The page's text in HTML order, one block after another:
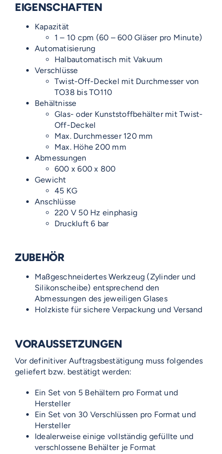
EIGENSCHAFTEN
Kapazität
1 – 10 cpm (60 – 600 Gläser pro Minute)
Automatisierung
Halbautomatisch mit Vakuum
Verschlüsse
Twist-Off-Deckel mit Durchmesser von
TO38 bis TO110
Behältnisse
Glas- oder Kunststoffbehälter mit Twist-
Off-Deckel
Max. Durchmesser 120 mm
Max. Höhe 200 mm
Abmessungen
600 x 600 x 800
Gewicht
45 KG
Anschlüsse
220 V 50 Hz einphasig
Druckluft 6 bar
ZUBEHÖR
Maßgeschneidertes Werkzeug (Zylinder und
Silikonscheibe) entsprechend den
Abmessungen des jeweiligen Glases
Holzkiste für sichere Verpackung und Versand
VORAUSSETZUNGEN
Vor definitiver Auftragsbestätigung muss folgendes
geliefert bzw. bestätigt werden:
Ein Set von 5 Behältern pro Format und
Hersteller
Ein Set von 30 Verschlüssen pro Format und
Hersteller
Idealerweise einige vollständig gefüllte und
verschlossene Behälter je Format